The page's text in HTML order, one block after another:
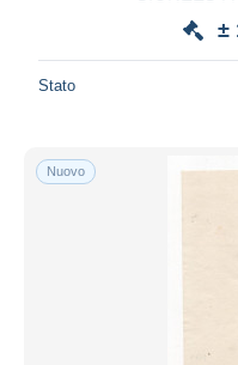
±
Stato
Nuovo